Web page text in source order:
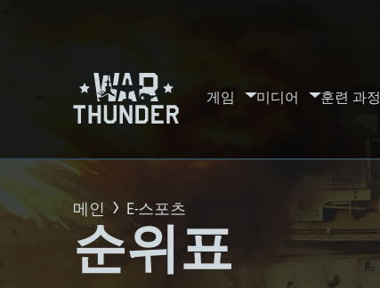
게임 미디어 훈련 과정
메인 E-스포츠
순위표